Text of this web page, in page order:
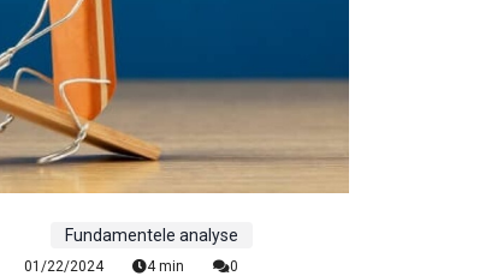
Fundamentele analyse
01/22/2024 4 min 0